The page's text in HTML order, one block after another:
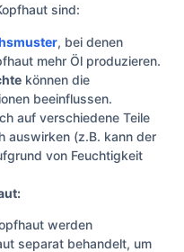
sind:
, bei denen
mehr Öl produzieren.
können die
beeinflussen.
auf verschiedene Teile
auswirken (z.B. kann der
von Feuchtigkeit
werden
separat behandelt, um